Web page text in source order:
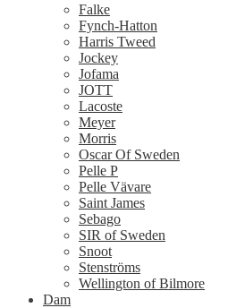
Falke
Fynch-Hatton
Harris Tweed
Jockey
Jofama
JOTT
Lacoste
Meyer
Morris
Oscar Of Sweden
Pelle P
Pelle Vävare
Saint James
Sebago
SIR of Sweden
Snoot
Stenströms
Wellington of Bilmore
Dam